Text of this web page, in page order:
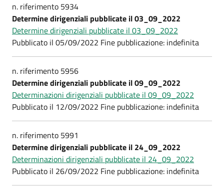
n. riferimento 5934
Determine dirigenziali pubblicate il 03_09_2022
Determine dirigenziali pubblicate il 03_09_2022
Pubblicato il 05/09/2022 Fine pubblicazione: indefinita
n. riferimento 5956
Determine dirigenziali pubblicate il 09_09_2022
Determinazioni dirigenziali pubblicate il 09_09_2022
Pubblicato il 12/09/2022 Fine pubblicazione: indefinita
n. riferimento 5991
Determine dirigenziali pubblicate il 24_09_2022
Determinazioni dirigenziali pubblicate il 24_09_2022
Pubblicato il 26/09/2022 Fine pubblicazione: indefinita